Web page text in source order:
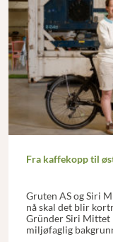
Fra kaffekopp til
Gruten AS og Siri
nå skal det blir
Gründer Siri Mittet
miljøfaglig